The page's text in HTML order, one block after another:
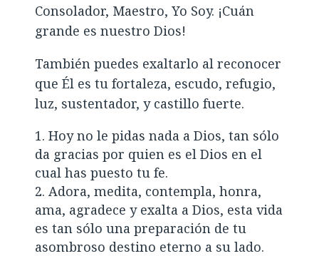
Consolador, Maestro, Yo Soy. ¡Cuán
grande es nuestro Dios!
También puedes exaltarlo al reconocer
que Él es tu fortaleza, escudo, refugio,
luz, sustentador, y castillo fuerte.
Hoy no le pidas nada a Dios, tan sólo
da gracias por quien es el Dios en el
cual has puesto tu fe.
Adora, medita, contempla, honra,
ama, agradece y exalta a Dios, esta vida
es tan sólo una preparación de tu
asombroso destino eterno a su lado.